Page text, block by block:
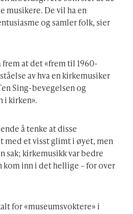
musikere. De vil ha en
og samler folk, sier
frem at det «frem til 1960-
av hva en kirkemusiker
Sing-bevegelsen og
i kirken».
å tenke at disse
med et visst glimt i øyet, men
sak; kirkemusikk var bedre
inn i det hellige – for over
for «museumsvoktere» i